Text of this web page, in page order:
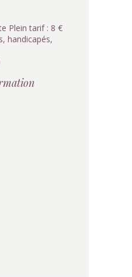
Plein tarif : 8 €
handicapés,